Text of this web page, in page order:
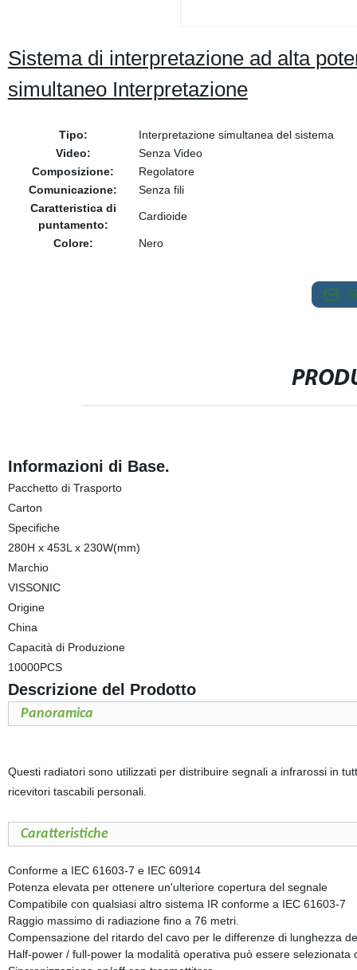
Sistema di interpretazione ad alta
simultaneo Interpretazione
Tipo:
Interpretazione simultanea del sistema
Video:
Senza Video
Composizione:
Regolatore
Comunicazione:
Senza fili
Caratteristica di
puntamento:
Cardioide
Colore: Nero
Informazioni di Base.
Pacchetto di Trasporto
Carton
Specifiche
280H x 453L x 230W(mm)
Marchio
VISSONIC
Origine
China
Capacità di Produzione
10000PCS
Descrizione del Prodotto
Panoramica
Questi radiatori sono utilizzati per distribuire segnali a infrarossi in
ricevitori tascabili personali.
Caratteristiche
Conforme a IEC 61603-7 e IEC 60914
Potenza elevata per ottenere un'ulteriore copertura del segnale
Compatibile con qualsiasi altro sistema IR conforme a IEC 61603-7
Raggio massimo di radiazione fino a 76 metri.
Compensazione del ritardo del cavo per le differenze di lunghezza
Half-power / full-power la modalità operativa può essere selezionata